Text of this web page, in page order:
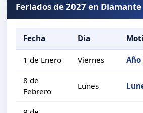
Feriados de 2027 en Diamante
Fecha Dia
1 de Enero Viernes
8 de
Febrero
Lunes